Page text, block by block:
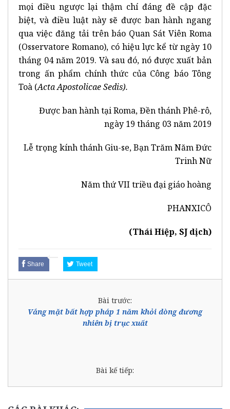
mọi điều ngược lại thậm chí đáng đề cập đặc
biệt, và điều luật này sẽ được ban hành ngang
qua việc đăng tải trên báo Quan Sát Viên Roma
(Osservatore Romano), có hiệu lực kể từ ngày 10
tháng 04 năm 2019. Và sau đó, nó được xuất bản
trong ấn phẩm chính thức của Công báo Tông
Toà (Acta Apostolicae Sedis).
Được ban hành tại Roma, Đền thánh Phê-rô,
ngày 19 tháng 03 năm 2019
Lễ trọng kính thánh Giu-se, Bạn Trăm Năm Đức
Trinh Nữ
Năm thứ VII triều đại giáo hoàng
PHANXICÔ
(Thái Hiệp, SJ dịch)
Share Tweet
Bài trước:
Vắng mặt bất hợp pháp 1 năm khỏi dòng đương
nhiên bị trục xuất
Bài kế tiếp: